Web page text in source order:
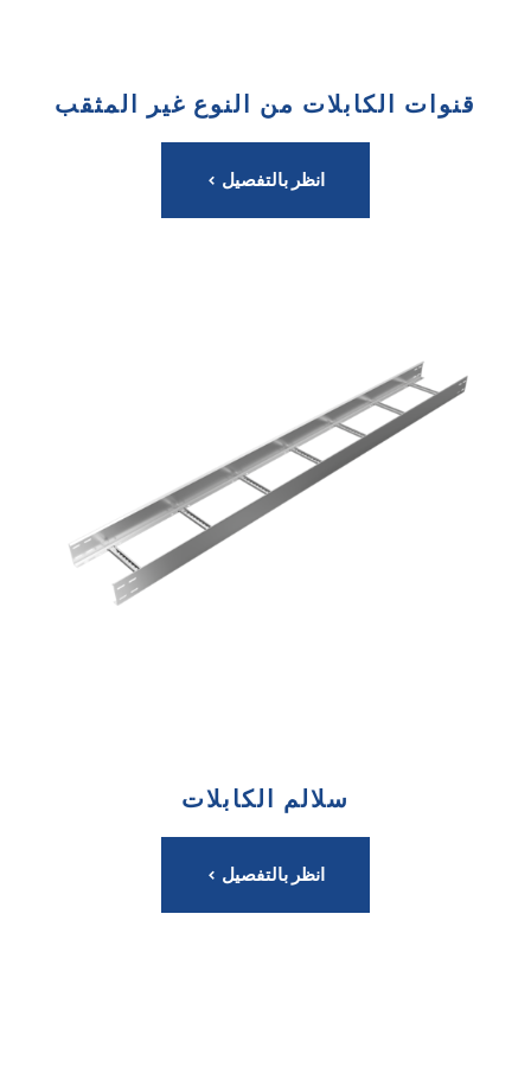
قنوات الكابلات من النوع غير المثقب
انظر بالتفصيل >
سلالم الكابلات
انظر بالتفصيل >